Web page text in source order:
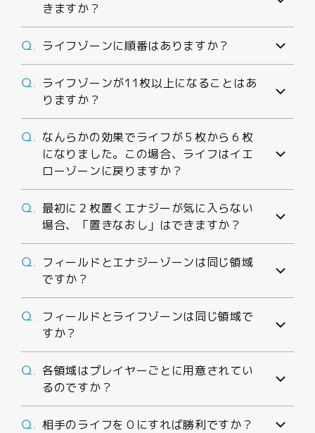
きますか？
Q. ライフゾーンに順番はありますか？
Q. ライフゾーンが11枚以上になることはあ
りますか？
Q. なんらかの効果でライフが５枚から６枚
になりました。この場合、ライフはイエ
ローゾーンに戻りますか？
Q. 最初に２枚置くエナジーが気に入らない
場合、「置きなおし」はできますか？
Q.
フィールドとエナジーゾーンは同じ領域
ですか？
Q.
フィールドとライフゾーンは同じ領域で
すか？
Q. 各領域はプレイヤーごとに用意されてい
るのですか？
Q. 相手のライフを０にすれば勝利ですか？